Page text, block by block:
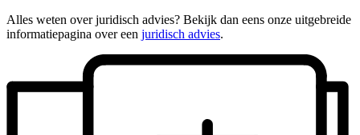
Alles weten over juridisch advies? Bekijk dan eens onze uitgebreide
informatiepagina over een juridisch advies.